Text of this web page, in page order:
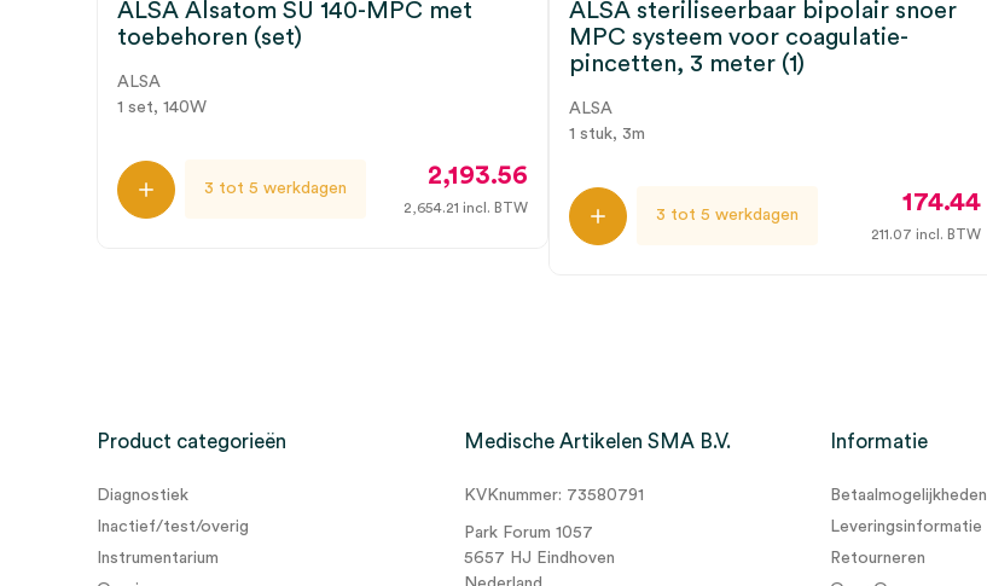
ALSA Alsatom SU 140-MPC met
toebehoren (set)
ALSA
1 set, 140W
3 tot 5 werkdagen 2,193.56
2,654.21 incl. BTW
ALSA steriliseerbaar bipolair snoer
MPC systeem voor coagulatie-
pincetten, 3 meter (1)
ALSA
1 stuk, 3m
3 tot 5 werkdagen 174.44
211.07 incl. BTW
Product categorieën
Diagnostiek
Inactief/test/overig
Instrumentarium
Medische Artikelen SMA B.V.
KVKnummer: 73580791
Park Forum 1057
5657 HJ Eindhoven
Informatie
Betaalmogelijkheden
Leveringsinformatie
Retourneren